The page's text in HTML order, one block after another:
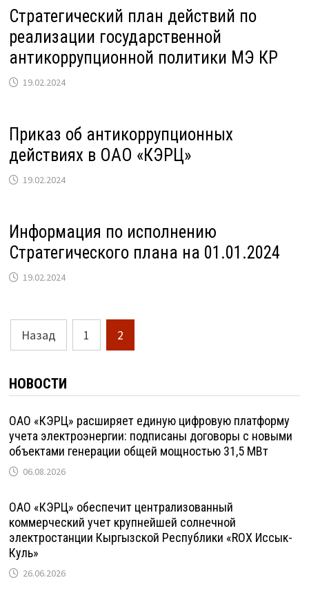
Стратегический план действий по
реализации государственной
антикоррупционной политики МЭ КР
19.02.2024
Приказ об антикоррупционных
действиях в ОАО «КЭРЦ»
19.02.2024
Информация по исполнению
Стратегического плана на 01.01.2024
19.02.2024
Пагинация
записей
Назад 1 2
НОВОСТИ
ОАО «КЭРЦ» расширяет единую цифровую платформу
учета электроэнергии: подписаны договоры с новыми
объектами генерации общей мощностью 31,5 МВт
06.08.2026
ОАО «КЭРЦ» обеспечит централизованный
коммерческий учет крупнейшей солнечной
электростанции Кыргызской Республики «ROX Иссык-
Куль»
26.06.2026